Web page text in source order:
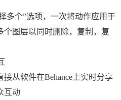
多个”选项，一次将动作应用于
图层以同时删除，复制，复
从软件在Behance上实时分享
互动